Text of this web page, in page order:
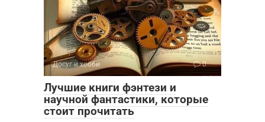
Досуг и хобби 0
Лучшие книги фэнтези и
научной фантастики, которые
стоит прочитать